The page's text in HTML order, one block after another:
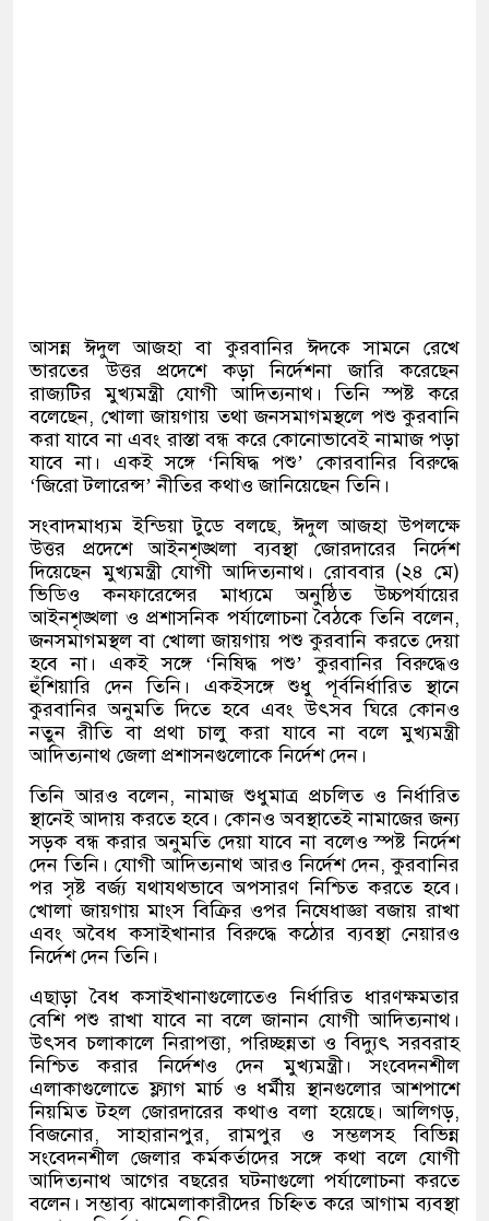
আসন্ন ঈদুল আজহা বা কুরবানির ঈদকে সামনে রেখে
ভারতের উত্তর প্রদেশে কড়া নির্দেশনা জারি করেছেন
রাজ্যটির মুখ্যমন্ত্রী যোগী আদিত্যনাথ। তিনি স্পষ্ট করে
বলেছেন, খোলা জায়গায় তথা জনসমাগমস্থলে পশু কুরবানি
করা যাবে না এবং রাস্তা বন্ধ করে কোনোভাবেই নামাজ পড়া
যাবে না। একই সঙ্গে‘নিষিদ্ধ পশু’ কোরবানির বিরুদ্ধে
‘জিরো টলারেন্স’নীতির কথাও জানিয়েছেন তিনি।
সংবাদমাধ্যম ইন্ডিয়া টুডে বলছে,ঈদুল আজহা উপলক্ষে
উত্তর প্রদেশে আইনশৃঙ্খলা ব্যবস্থা জোরদারের নির্দেশ
দিয়েছেন মুখ্যমন্ত্রী যোগী আদিত্যনাথ। রোববার(২৪ মে)
ভিডিও কনফারেন্সের মাধ্যমে অনুষ্ঠিত উচ্চপর্যায়ের
আইনশৃঙ্খলা ও প্রশাসনিক পর্যালোচনা বৈঠকে তিনি বলেন,
জনসমাগমস্থল বা খোলা জায়গায় পশু কুরবানি করতে দেয়া
হবে না। একই সঙ্গে‘নিষিদ্ধ পশু’কুরবানির বিরুদ্ধেও
হুঁশিয়ারি দেন তিনি। একইসঙ্গে শুধু পূর্বনির্ধারিত স্থানে
কুরবানির অনুমতি দিতে হবে এবং উৎসব ঘিরে কোনও
নতুন রীতি বা প্রথা চালু করা যাবে না বলে মুখ্যমন্ত্রী
আদিত্যনাথ জেলা প্রশাসনগুলোকে নির্দেশ দেন।
তিনি আরও বলেন,নামাজ শুধুমাত্র প্রচলিত ও নির্ধারিত
স্থানেই আদায় করতে হবে। কোনও অবস্থাতেই নামাজের জন্য
সড়ক বন্ধ করার অনুমতি দেয়া যাবে না বলেও স্পষ্ট নির্দেশ
দেন তিনি। যোগী আদিত্যনাথ আরও নির্দেশ দেন,কুরবানির
পর সৃষ্ট বর্জ্য যথাযথভাবে অপসারণ নিশ্চিত করতে হবে।
খোলা জায়গায় মাংস বিক্রির ওপর নিষেধাজ্ঞা বজায় রাখা
এবং অবৈধ কসাইখানার বিরুদ্ধে কঠোর ব্যবস্থা নেয়ারও
নির্দেশ দেন তিনি।
এছাড়া বৈধ কসাইখানাগুলোতেও নির্ধারিত ধারণক্ষমতার
বেশি পশু রাখা যাবে না বলে জানান যোগী আদিত্যনাথ।
উৎসব চলাকালে নিরাপত্তা, পরিচ্ছন্নতা ও বিদ্যুৎ সরবরাহ
নিশ্চিত করার নির্দেশও দেন মুখ্যমন্ত্রী। সংবেদনশীল
এলাকাগুলোতে ফ্ল্যাগ মার্চ ও ধর্মীয় স্থানগুলোর আশপাশে
নিয়মিত টহল জোরদারের কথাও বলা হয়েছে। আলিগড়,
বিজনোর,সাহারানপুর,রামপুর ও সম্ভলসহ বিভিন্ন
সংবেদনশীল জেলার কর্মকর্তাদের সঙ্গে কথা বলে যোগী
আদিত্যনাথ আগের বছরের ঘটনাগুলো পর্যালোচনা করতে
বলেন। সম্ভাব্য ঝামেলাকারীদের চিহ্নিত করে আগাম ব্যবস্থা